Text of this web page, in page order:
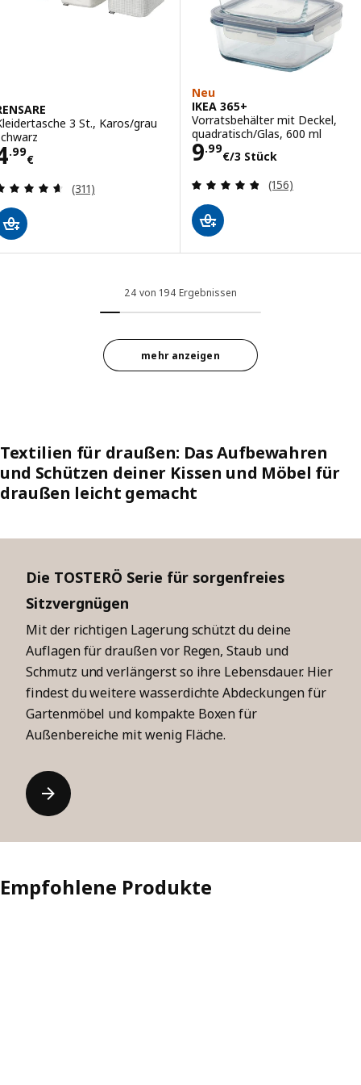
3 St., Karos/grau
.99
€ 4.99€
Bewertungen: 4.6 von 5 Sternen. Bewertungen
(311)
Neu
IKEA 365+
Vorratsbehälter mit Deckel,
quadratisch/Glas, 600 ml
9.99
€/3 Stück
Preis 9.99€/3
Bewertungen:
(156)
24 von 194 Ergebnissen
mehr anzeigen
Textilien für draußen: Das Aufbewahren
und Schützen deiner Kissen und Möbel für
draußen leicht gemacht
Die TOSTERÖ Serie für sorgenfreies
Sitzvergnügen
Mit der richtigen Lagerung schützt du deine
Auflagen für draußen vor Regen, Staub und
Schmutz und verlängerst so ihre Lebensdauer. Hier
findest du weitere wasserdichte Abdeckungen für
Gartenmöbel und kompakte Boxen für
Außenbereiche mit wenig Fläche.
Empfohlene Produkte